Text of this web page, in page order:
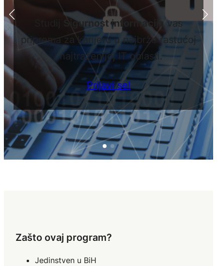
vas
rastućoj
profil ti najviše odgovara.
putanje za pojedinačni profil
tri ciljna profila i saznaj koje
uzeti kako bi što bolje
obrazovanje i
Pronađi svoj put
Zašto ovaj program?
Jedinstven u BiH